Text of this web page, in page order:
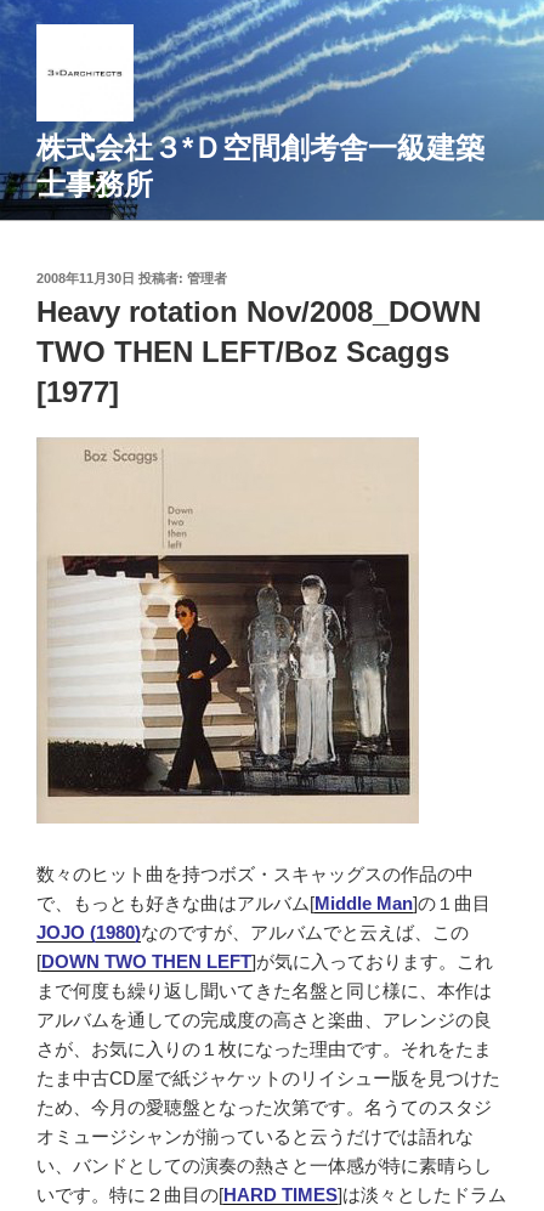
コ
テ
ス
キ
株式会社３*Ｄ空間創考舎一級建築
士事務所
投
稿
日:
2008年11月30日 投稿者: 管理者
Heavy rotation Nov/2008_DOWN
TWO THEN LEFT/Boz Scaggs
[1977]
数々のヒット曲を持つボズ・スキャッグスの作品の中
で、もっとも好きな曲はアルバム[Middle Man]の１曲目
JOJO (1980)なのですが、アルバムでと云えば、この
[DOWN TWO THEN LEFT]が気に入っております。これ
まで何度も繰り返し聞いてきた名盤と同じ様に、本作は
アルバムを通しての完成度の高さと楽曲、アレンジの良
さが、お気に入りの１枚になった理由です。それをたま
たま中古CD屋で紙ジャケットのリイシュー版を見つけた
ため、今月の愛聴盤となった次第です。名うてのスタジ
オミュージシャンが揃っていると云うだけでは語れな
い、バンドとしての演奏の熱さと一体感が特に素晴らし
いです。特に２曲目の[HARD TIMES]は淡々としたドラム